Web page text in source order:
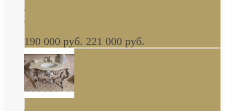
Decorated Bathroom раковина овальная
встраиваемая для ванной с рисунком синяя
роза В НАЛИЧИИ
190 000 руб. 221 000 руб.